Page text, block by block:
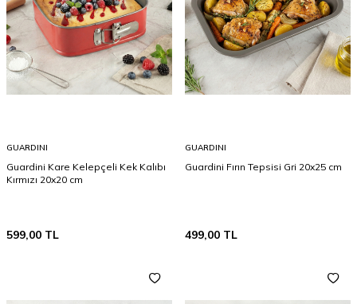
GUARDINI
Guardini Kare Kelepçeli Kek Kalıbı
Kırmızı 20x20 cm
599,00 TL
GUARDINI
Guardini Fırın Tepsisi Gri 20x25 cm
499,00 TL